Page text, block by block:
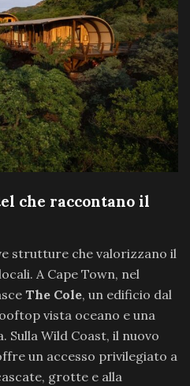
che raccontano il
strutture che valorizzano il
A Cape Town, nel
The Cole, un edificio dal
vista oceano e una
Sulla Wild Coast, il nuovo
un accesso privilegiato a
grotte e alla